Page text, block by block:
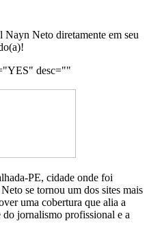
Nayn Neto diretamente em seu
desc=""
PE, cidade onde foi
se tornou um dos sites mais
uma cobertura que alia a
jornalismo profissional e a